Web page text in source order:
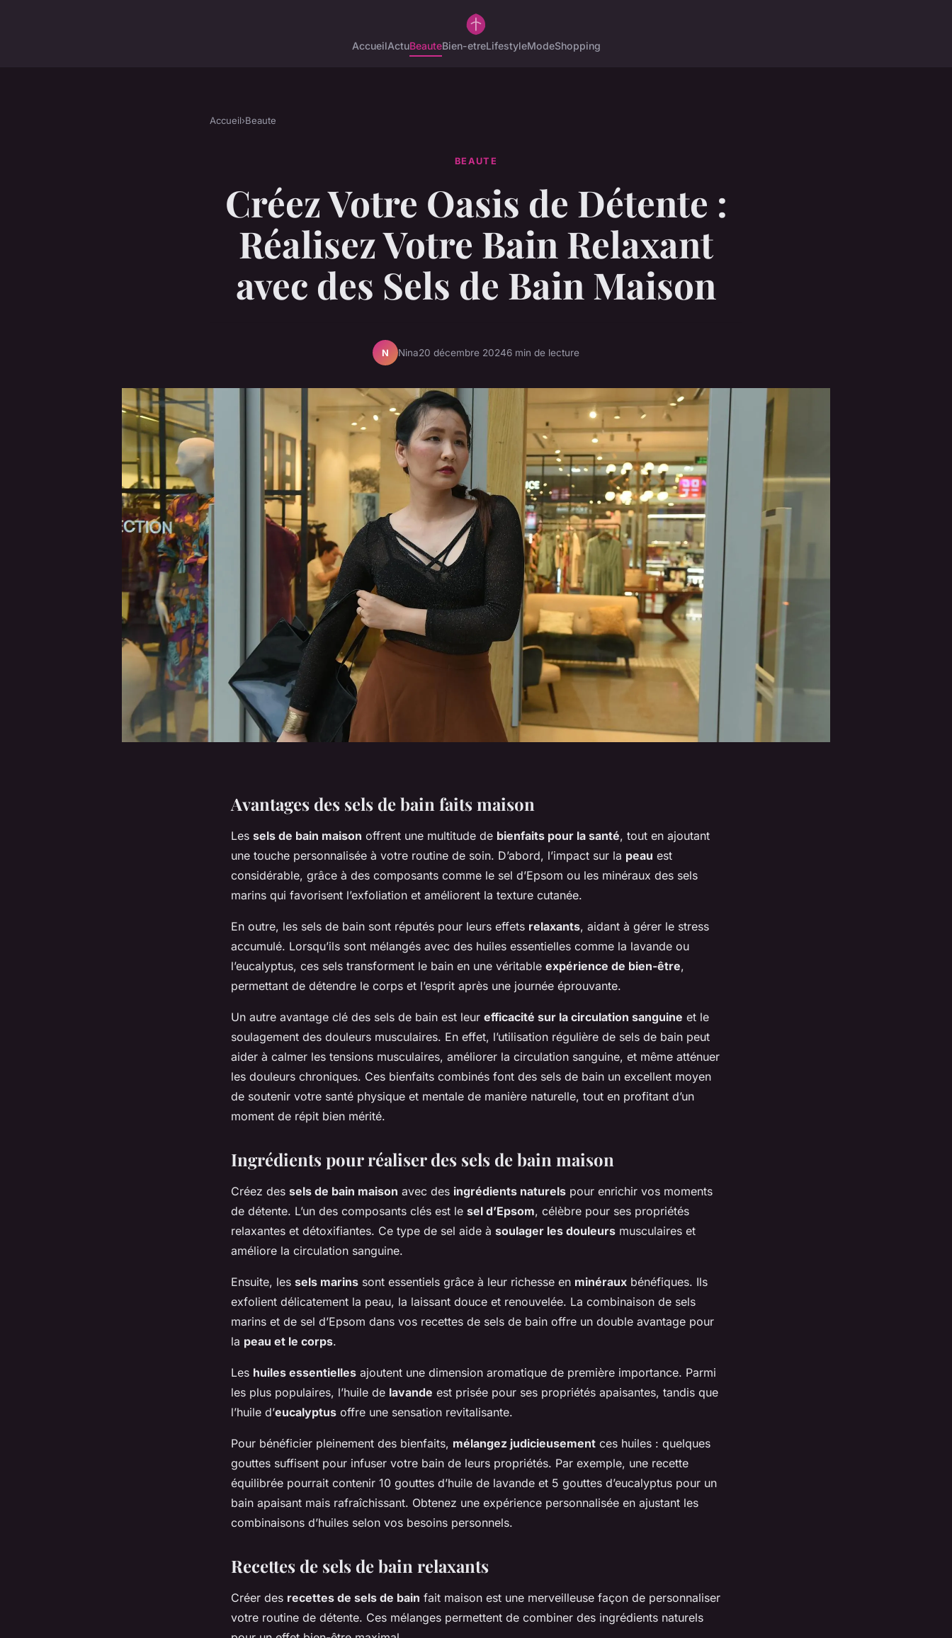
AccueilActuBeauteBien-etreLifestyleModeShopping
Accueil›Beaute
BEAUTE
Créez Votre Oasis de Détente :
Réalisez Votre Bain Relaxant
avec des Sels de Bain Maison
N Nina20 décembre 20246 min de lecture
Avantages des sels de bain faits maison
Les sels de bain maison offrent une multitude de bienfaits pour la santé, tout en ajoutant
une touche personnalisée à votre routine de soin. D’abord, l’impact sur la peau est
considérable, grâce à des composants comme le sel d’Epsom ou les minéraux des sels
marins qui favorisent l’exfoliation et améliorent la texture cutanée.
En outre, les sels de bain sont réputés pour leurs effets relaxants, aidant à gérer le stress
accumulé. Lorsqu’ils sont mélangés avec des huiles essentielles comme la lavande ou
l’eucalyptus, ces sels transforment le bain en une véritable expérience de bien-être,
permettant de détendre le corps et l’esprit après une journée éprouvante.
Un autre avantage clé des sels de bain est leur efficacité sur la circulation sanguine et le
soulagement des douleurs musculaires. En effet, l’utilisation régulière de sels de bain peut
aider à calmer les tensions musculaires, améliorer la circulation sanguine, et même atténuer
les douleurs chroniques. Ces bienfaits combinés font des sels de bain un excellent moyen
de soutenir votre santé physique et mentale de manière naturelle, tout en profitant d’un
moment de répit bien mérité.
Ingrédients pour réaliser des sels de bain maison
Créez des sels de bain maison avec des ingrédients naturels pour enrichir vos moments
de détente. L’un des composants clés est le sel d’Epsom, célèbre pour ses propriétés
relaxantes et détoxifiantes. Ce type de sel aide à soulager les douleurs musculaires et
améliore la circulation sanguine.
Ensuite, les sels marins sont essentiels grâce à leur richesse en minéraux bénéfiques. Ils
exfolient délicatement la peau, la laissant douce et renouvelée. La combinaison de sels
marins et de sel d’Epsom dans vos recettes de sels de bain offre un double avantage pour
la peau et le corps.
Les huiles essentielles ajoutent une dimension aromatique de première importance. Parmi
les plus populaires, l’huile de lavande est prisée pour ses propriétés apaisantes, tandis que
l’huile d’eucalyptus offre une sensation revitalisante.
Pour bénéficier pleinement des bienfaits, mélangez judicieusement ces huiles : quelques
gouttes suffisent pour infuser votre bain de leurs propriétés. Par exemple, une recette
équilibrée pourrait contenir 10 gouttes d’huile de lavande et 5 gouttes d’eucalyptus pour un
bain apaisant mais rafraîchissant. Obtenez une expérience personnalisée en ajustant les
combinaisons d’huiles selon vos besoins personnels.
Recettes de sels de bain relaxants
Créer des recettes de sels de bain fait maison est une merveilleuse façon de personnaliser
votre routine de détente. Ces mélanges permettent de combiner des ingrédients naturels